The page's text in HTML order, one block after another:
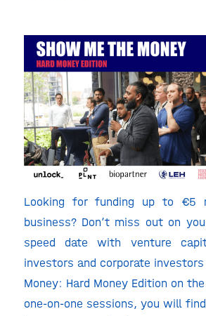
Looking for funding up to €5
business? Don’t miss out on
speed date with venture
investors and corporate
Money: Hard Money Edition on
one-on-one sessions, you will